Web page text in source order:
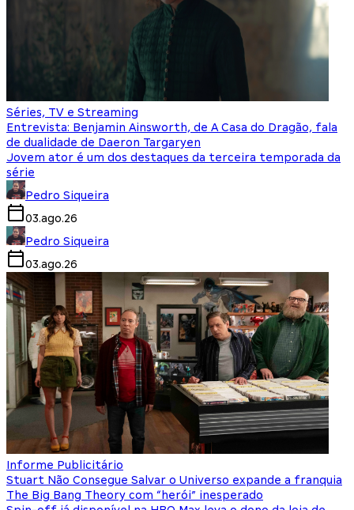
Séries, TV e Streaming
Entrevista: Benjamin Ainsworth, de A Casa do Dragão, fala
de dualidade de Daeron Targaryen
Jovem ator é um dos destaques da terceira temporada da
série
Pedro Siqueira
03.ago.26
Pedro Siqueira
03.ago.26
Informe Publicitário
Stuart Não Consegue Salvar o Universo expande a franquia
The Big Bang Theory com “herói” inesperado